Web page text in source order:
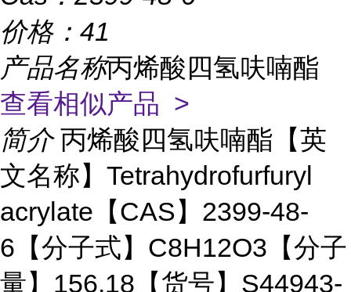
价格： 41
产品名称丙烯酸四氢呋喃酯
查看相似产品 >
简介 丙烯酸四氢呋喃酯【英
文名称】Tetrahydrofurfuryl
acrylate【CAS】2399-48-
6【分子式】C8H12O3【分子
量】156.18【货号】S44943-